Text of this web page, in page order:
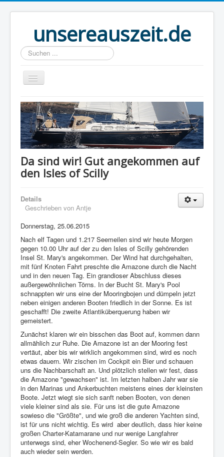
unsereauszeit.de
Suchen
...
Start
(B)logbuch
Welt Ahoi
Route
Boot
Impressum
Datenschutz
Da sind wir! Gut angekommen auf
den Isles of Scilly
Details
Geschrieben von Antje
Donnerstag, 25.06.2015
Nach elf Tagen und 1.217 Seemeilen sind wir heute Morgen
gegen 10.00 Uhr auf der zu den Isles of Scilly gehörenden
Insel St. Mary's angekommen. Der Wind hat durchgehalten,
mit fünf Knoten Fahrt preschte die Amazone durch die Nacht
und in den neuen Tag. Ein grandioser Abschluss dieses
außergewöhnlichen Törns. In der Bucht St. Mary's Pool
schnappten wir uns eine der Mooringbojen und dümpeln jetzt
neben einigen anderen Booten friedlich in der Sonne. Es ist
geschafft! Die zweite Atlantiküberquerung haben wir
gemeistert.
Zunächst klaren wir ein bisschen das Boot auf, kommen dann
allmählich zur Ruhe. Die Amazone ist an der Mooring fest
vertäut, aber bis wir wirklich angekommen sind, wird es noch
etwas dauern. Wir zischen im Cockpit ein Bier und schauen
uns die Nachbarschaft an. Und plötzlich stellen wir fest, dass
die Amazone "gewachsen" ist. Im letzten halben Jahr war sie
in den Marinas und Ankerbuchten meistens eines der kleinsten
Boote. Jetzt wiegt sie sich sanft neben Booten, von denen
viele kleiner sind als sie. Für uns ist die gute Amazone
sowieso die "Größte", und wie groß die anderen Yachten sind,
ist für uns nicht wichtig. Es wird aber deutlich, dass hier keine
großen Charter-Katamarane und nur wenige Langfahrer
unterwegs sind, eher Wochenend-Segler. So wie wir es bald
auch wieder sein werden.